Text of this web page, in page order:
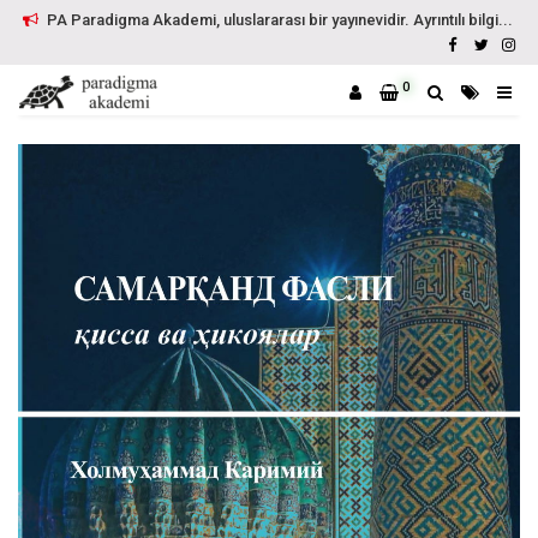
PA Paradigma Akademi, uluslararası bir yayınevidir. Ayrıntılı bilgi...
0